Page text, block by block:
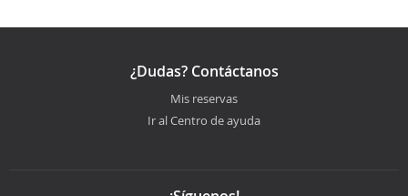
¿Dudas? Contáctanos
Mis reservas
Ir al Centro de ayuda